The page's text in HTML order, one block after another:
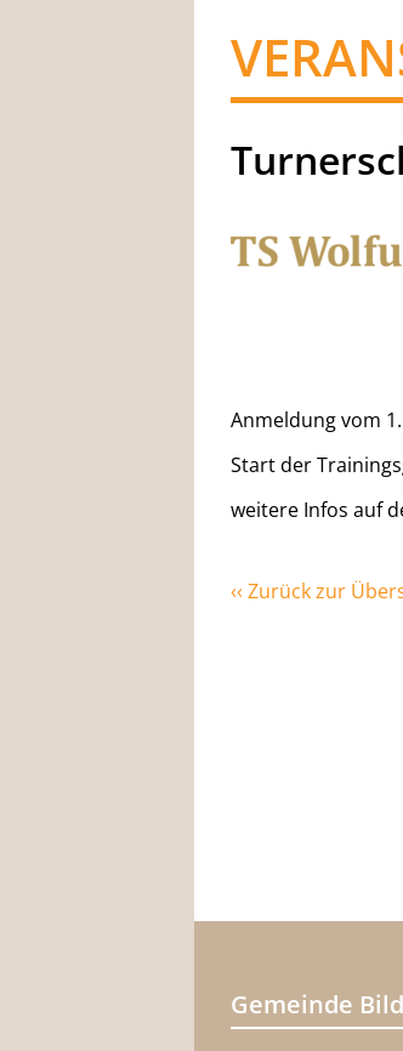
Anmeldung vom
Start der
weitere Infos auf
‹‹ Zurück zur
Gemeinde